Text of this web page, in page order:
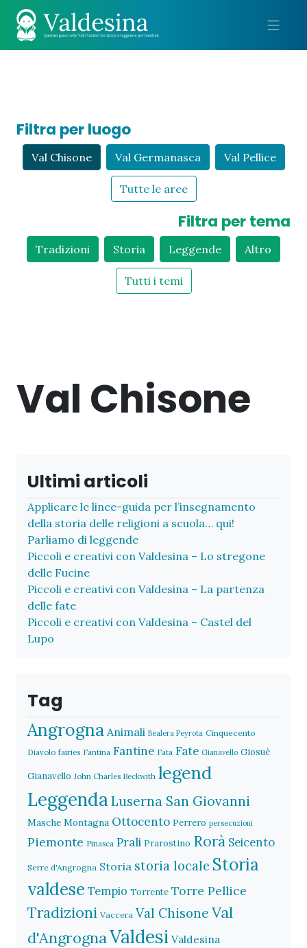
Filtra per luogo
Val Chisone Val Germanasca Val Pellice
Tutte le aree
Filtra per tema
Tradizioni Storia Leggende Altro
Tutti i temi
Val Chisone
Ultimi articoli
Applicare le linee-guida per l’insegnamento
della storia delle religioni a scuola… qui!
Parliamo di leggende
Piccoli e creativi con Valdesina – Lo stregone
delle Fucine
Piccoli e creativi con Valdesina – La partenza
delle fate
Piccoli e creativi con Valdesina – Castel del
Lupo
Tag
Angrogna Animali Bealera Peyrota Cinquecento
Diavolo fairies Fantina Fantine Fata Fate Gianavello Giosuè
Gianavello John Charles Beckwith legend
Leggenda Luserna San Giovanni
Masche Montagna Ottocento Perrero persecuzioni
Piemonte Pinasca Prali Prarostino Rorà Seicento
Serre d'Angrogna Storia storia locale Storia
valdese Tempio Torrente Torre Pellice
Tradizioni Vaccera Val Chisone Val
d'AngrognaValdesi Valdesina